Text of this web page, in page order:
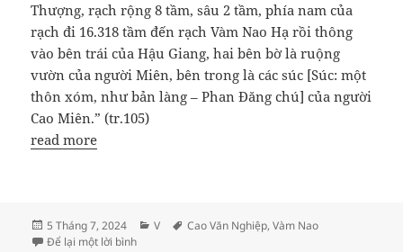
Thượng, rạch rộng 8 tầm, sâu 2 tầm, phía nam của
rạch đi 16.318 tầm đến rạch Vàm Nao Hạ rồi thông
vào bên trái của Hậu Giang, hai bên bờ là ruộng
vườn của người Miên, bên trong là các súc [Súc: một
thôn xóm, như bản làng – Phan Đăng chú] của người
Cao Miên.” (tr.105)
read more
Đăng
vào
5 Tháng 7, 2024
Danh
V Thẻ
Cao Văn Nghiệp,Vàm Nao
Để lại một lời bìnhở PHÂN THỦ ĐẠO VÀM NAO